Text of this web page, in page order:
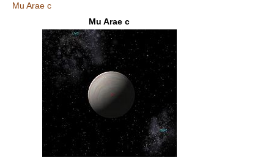
Mu Arae c
Mu Arae c